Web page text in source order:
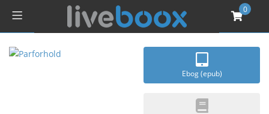
0
Ebog (epub)